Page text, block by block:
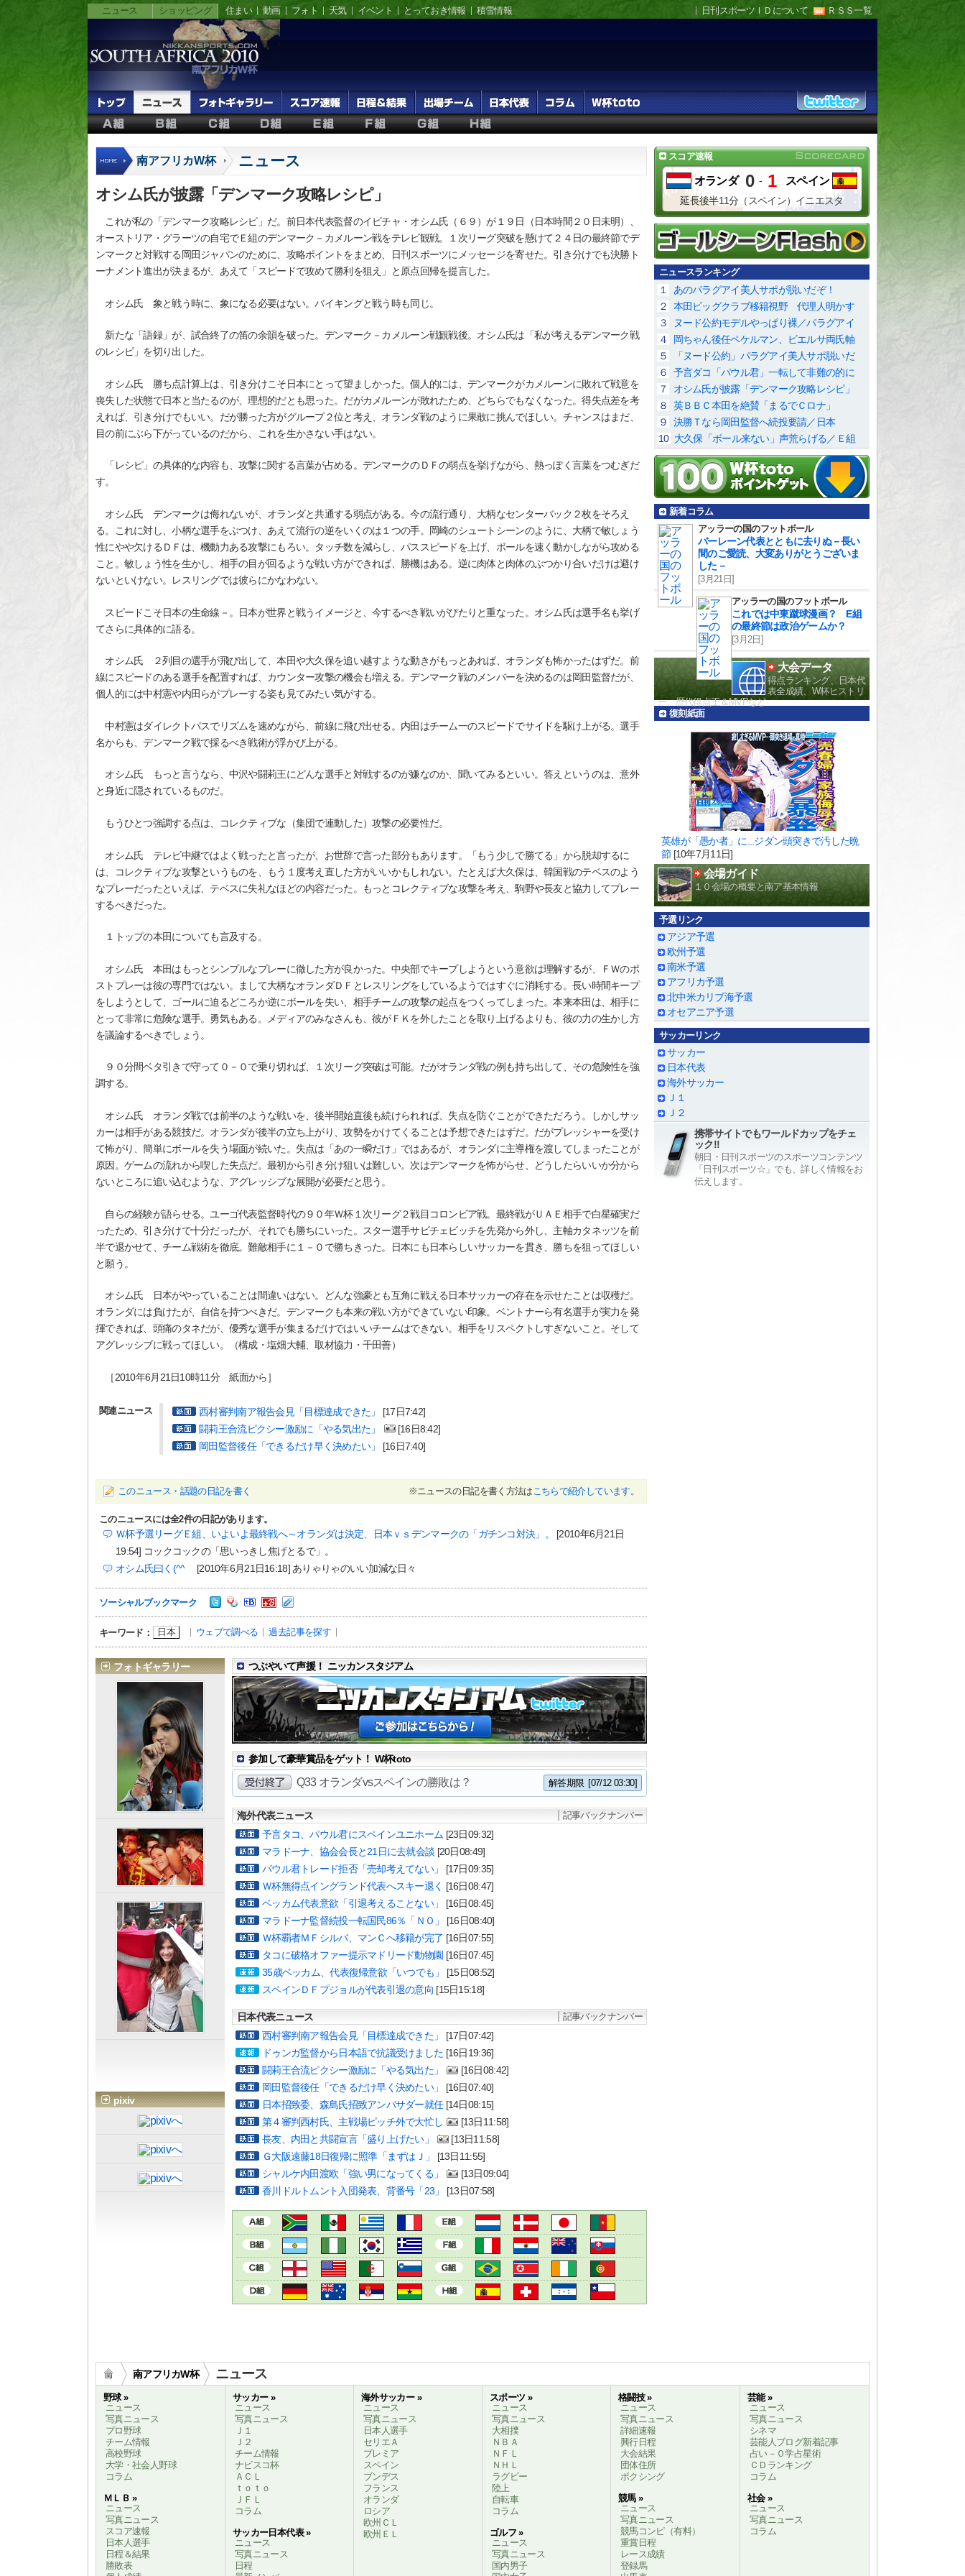
ニュース ショッピング 住まい 動画 フォト 天気 イベント とっておき情報 積雪情報 日刊スポーツＩＤについて ＲＳＳ一覧
南アフリカW杯 ニュース
オシム氏が披露「デンマーク攻略レシピ」
これが私の「デンマーク攻略レシピ」だ。前日本代表監督のイビチャ・オシム氏（６９）が１９日（日本時間２０日未明）、
オーストリア・グラーツの自宅でＥ組のデンマーク－カメルーン戦をテレビ観戦。１次リーグ突破を懸けて２４日の最終節でデ
ンマークと対戦する岡田ジャパンのために、攻略ポイントをまとめ、日刊スポーツにメッセージを寄せた。引き分けでも決勝ト
ーナメント進出が決まるが、あえて「スピードで攻めて勝利を狙え」と原点回帰を提言した。
オシム氏 象と戦う時に、象になる必要はない。バイキングと戦う時も同じ。
新たな「語録」が、試合終了の笛の余韻を破った。デンマーク－カメルーン戦観戦後。オシム氏は「私が考えるデンマーク戦
のレシピ」を切り出した。
オシム氏 勝ち点計算上は、引き分けこそ日本にとって望ましかった。個人的には、デンマークがカメルーンに敗れて戦意を
喪失した状態で日本と当たるのが、理想的だとも思った。だがカメルーンが敗れたため、どちらでもなくなった。得失点差を考
えれば、引き分けでもいい。だが勝った方がグループ２位と考え、オランダ戦のように果敢に挑んでほしい。チャンスはまだ、
目の前にぶら下がっているのだから、これを生かさない手はない。
「レシピ」の具体的な内容も、攻撃に関する言葉が占める。デンマークのＤＦの弱点を挙げながら、熱っぽく言葉をつむぎだ
す。
オシム氏 デンマークは侮れないが、オランダと共通する弱点がある。今の流行通り、大柄なセンターバック２枚をそろえ
る。これに対し、小柄な選手をぶつけ、あえて流行の逆をいくのは１つの手。岡崎のシュートシーンのように、大柄で敏しょう
性にやや欠けるＤＦは、機動力ある攻撃にもろい。タッチ数を減らし、パススピードを上げ、ボールを速く動かしながら攻める
こと。敏しょう性を生かし、相手の目が回るような戦い方ができれば、勝機はある。逆に肉体と肉体のぶつかり合いだけは避け
ないといけない。レスリングでは彼らにかなわない。
スピードこそ日本の生命線－。日本が世界と戦うイメージと、今するべき戦いがぴたりと重なった。オシム氏は選手名も挙げ
てさらに具体的に語る。
オシム氏 ２列目の選手が飛び出して、本田や大久保を追い越すような動きがもっとあれば、オランダも怖かったはずだ。前
線にスピードのある選手を配置すれば、カウンター攻撃の機会も増える。デンマーク戦のメンバーを決めるのは岡田監督だが、
個人的には中村憲や内田らがプレーする姿も見てみたい気がする。
中村憲はダイレクトパスでリズムを速めながら、前線に飛び出せる。内田はチーム一のスピードでサイドを駆け上がる。選手
名からも、デンマーク戦で採るべき戦術が浮かび上がる。
オシム氏 もっと言うなら、中沢や闘莉王にどんな選手と対戦するのが嫌なのか、聞いてみるといい。答えというのは、意外
と身近に隠されているものだ。
もうひとつ強調する点は、コレクティブな（集団で連動した）攻撃の必要性だ。
オシム氏 テレビ中継ではよく戦ったと言ったが、お世辞で言った部分もあります。「もう少しで勝てる」から脱却するに
は、コレクティブな攻撃というものを、もう１度考え直した方がいいかもしれない。たとえば大久保は、韓国戦のテベスのよう
なプレーだったといえば、テベスに失礼なほどの内容だった。もっとコレクティブな攻撃を考え、駒野や長友と協力してプレー
するべきだった。
１トップの本田についても言及する。
オシム氏 本田はもっとシンプルなプレーに徹した方が良かった。中央部でキープしようという意欲は理解するが、ＦＷのポ
ストプレーは彼の専門ではない。まして大柄なオランダＤＦとレスリングをしているようではすぐに消耗する。長い時間キープ
をしようとして、ゴールに迫るどころか逆にボールを失い、相手チームの攻撃の起点をつくってしまった。本来本田は、相手に
とって非常に危険な選手。勇気もある。メディアのみなさんも、彼がＦＫを外したことを取り上げるよりも、彼の力の生かし方
を議論するべきでしょう。
９０分間ベタ引きで守って０－０で乗り切れば、１次リーグ突破は可能。だがオランダ戦の例も持ち出して、その危険性を強
調する。
オシム氏 オランダ戦では前半のような戦いを、後半開始直後も続けられれば、失点を防ぐことができただろう。しかしサッ
カーは相手がある競技だ。オランダが後半の立ち上がり、攻勢をかけてくることは予想できたはずだ。だがプレッシャーを受け
て怖がり、簡単にボールを失う場面が続いた。失点は「あの一瞬だけ」ではあるが、オランダに主導権を渡してしまったことが
原因。ゲームの流れから喫した失点だ。最初から引き分け狙いは難しい。次はデンマークを怖がらせ、どうしたらいいか分から
ないところに追い込むような、アグレッシブな展開が必要だと思う。
自らの経験が語らせる。ユーゴ代表監督時代の９０年Ｗ杯１次リーグ２戦目コロンビア戦。最終戦がＵＡＥ相手で白星確実だ
ったため、引き分けで十分だったが、それでも勝ちにいった。スター選手サビチェビッチを先発から外し、主軸カタネッツを前
半で退かせて、チーム戦術を徹底。難敵相手に１－０で勝ちきった。日本にも日本らしいサッカーを貫き、勝ちを狙ってほしい
と願う。
オシム氏 日本がやっていることは間違いはない。どんな強豪とも互角に戦える日本サッカーの存在を示せたことは収穫だ。
オランダには負けたが、自信を持つべきだ。デンマークも本来の戦い方ができていない印象。ベントナーら有名選手が実力を発
揮できれば、頭痛のタネだが、優秀な選手が集まるだけではいいチームはできない。相手をリスペクトしすぎないこと。そして
アグレッシブに戦ってほしい。（構成・塩畑大輔、取材協力・千田善）
［2010年6月21日10時11分 紙面から］
関連ニュース 西村審判南ア報告会見「目標達成できた」
[17日7:42]
闘莉王合流ピクシー激励に「やる気出た」
[16日8:42]
岡田監督後任「できるだけ早く決めたい」
[16日7:40]
このニュース・話題の日記を書く ※ニュースの日記を書く方法は こちらで紹介しています。
このニュースには全2件の日記があります。
Ｗ杯予選リーグＥ組、いよいよ最終戦へ～オランダは決定、日本ｖｓデンマークの「ガチンコ対決」。
[2010年6月21日
19:54] コックコックの「思いっきし焦げとるで」。
オシム氏曰く(^^ゞ
[2010年6月21日16:18] ありゃりゃのいい加減な日々
ソーシャルブックマーク
キーワード： 日本 ウェブで調べる 過去記事を探す
つぶやいて声援！ ニッカンスタジアム
参加して豪華賞品をゲット！ W杯toto
Q33 オランダvsスペインの勝敗は？ 解答期限 [07/12 03:30]
海外代表ニュース 記事バックナンバー
予言タコ、パウル君にスペインユニホーム [23日09:32]
マラドーナ、協会会長と21日に去就会談 [20日08:49]
パウル君トレード拒否「売却考えてない」
[17日09:35]
Ｗ杯無得点イングランド代表へスキー退く [16日08:47]
ベッカム代表意欲「引退考えることない」
[16日08:45]
マラドーナ監督続投一転国民86％「ＮＯ」
[16日08:40]
Ｗ杯覇者ＭＦシルバ、マンＣへ移籍が完了 [16日07:55]
タコに破格オファー提示マドリード動物園 [16日07:45]
35歳ベッカム、代表復帰意欲「いつでも」
[15日08:52]
スペインＤＦプジョルが代表引退の意向 [15日15:18]
日本代表ニュース 記事バックナンバー
西村審判南ア報告会見「目標達成できた」
[17日07:42]
ドゥンガ監督から日本語で抗議受けました [16日19:36]
闘莉王合流ピクシー激励に「やる気出た」
[16日08:42]
岡田監督後任「できるだけ早く決めたい」
[16日07:40]
日本招致委、森島氏招致アンバサダー就任[14日08:15]
第４審判西村氏、主戦場ピッチ外で大忙し
[13日11:58]
長友、内田と共闘宣言「盛り上げたい」
[13日11:58]
Ｇ大阪遠藤18日復帰に照準「まずはＪ」
[13日11:55]
シャルケ内田渡欧「強い男になってくる」
[13日09:04]
香川ドルトムント入団発表、背番号「23」
[13日07:58]
フォトギャラリー
pixiv
スコア速報
オランダ 0 - 1 スペイン
延長後半11分（スペイン）イニエスタ
ニュースランキング
１
あのパラグアイ美人サポが脱いだぞ！
２
本田ビッグクラブ移籍視野 代理人明かす
３
ヌード公約モデルやっぱり裸／パラグアイ
４
岡ちゃん後任ペケルマン、ビエルサ両氏軸
５
「ヌード公約」パラグアイ美人サポ脱いだ
６
予言ダコ「パウル君」一転して非難の的に
７
オシム氏が披露「デンマーク攻略レシピ」
８
英ＢＢＣ本田を絶賛「まるでＣロナ」
９
決勝Ｔなら岡田監督へ続投要請／日本
10 大久保「ボール来ない」声荒らげる／Ｅ組
新着コラム
アッラーの国のフットボール
バーレーン代表とともに去りぬ－長い
間のご愛読、大変ありがとうございま
した－
[3月21日]
アッラーの国のフットボール
これでは中東蹴球漫画？ E組
の最終節は政治ゲームか？
[3月2日]
大会データ
得点ランキング、日本代
表全成績、W杯ヒストリ
ー、歴代得点王＆MVPなど
復刻紙面
英雄が「愚か者」に...ジダン頭突きで汚した晩
節[10年7月11日]
会場ガイド
１０会場の概要と南ア基本情報
予選リンク
アジア予選
欧州予選
南米予選
アフリカ予選
北中米カリブ海予選
オセアニア予選
サッカーリンク
サッカー
日本代表
海外サッカー
Ｊ１
Ｊ２
携帯サイトでもワールドカップをチェ
ック!!
朝日・日刊スポーツのスポーツコンテンツ
「日刊スポーツ☆」でも、詳しく情報をお
伝えします。
南アフリカW杯 ニュース
野球 »
ニュース
写真ニュース
プロ野球
チーム情報
高校野球
大学・社会人野球
コラム
ＭＬＢ »
ニュース
写真ニュース
スコア速報
日本人選手
日程＆結果
勝敗表
サッカー »
ニュース
写真ニュース
Ｊ１
Ｊ２
チーム情報
ナビスコ杯
ＡＣＬ
ｔｏｔｏ
ＪＦＬ
コラム
サッカー日本代表 »
ニュース
写真ニュース
日程
海外サッカー »
ニュース
写真ニュース
日本人選手
セリエＡ
プレミア
スペイン
ブンデス
フランス
オランダ
ロシア
欧州ＣＬ
欧州ＥＬ
スポーツ »
ニュース
写真ニュース
大相撲
ＮＢＡ
ＮＦＬ
ＮＨＬ
ラグビー
陸上
自転車
コラム
ゴルフ »
ニュース
写真ニュース
国内男子
格闘技 »
ニュース
写真ニュース
詳細速報
興行日程
大会結果
団体住所
ボクシング
競馬 »
ニュース
写真ニュース
競馬コンピ（有料）
重賞日程
レース成績
登録馬
芸能 »
ニュース
写真ニュース
シネマ
芸能人ブログ新着記事
占い－０学占星術
ＣＤランキング
コラム
社会 »
ニュース
写真ニュース
コラム